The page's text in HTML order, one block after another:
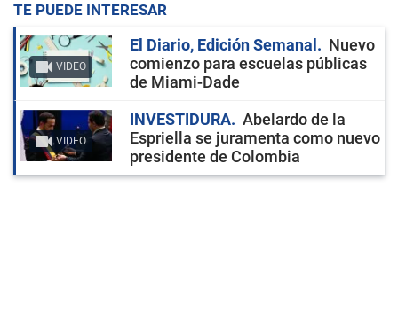
TE PUEDE INTERESAR
VIDEO
El Diario, Edición Semanal
Nuevo
comienzo para escuelas públicas
de Miami-Dade
VIDEO
INVESTIDURA
Abelardo de la
Espriella se juramenta como nuevo
presidente de Colombia